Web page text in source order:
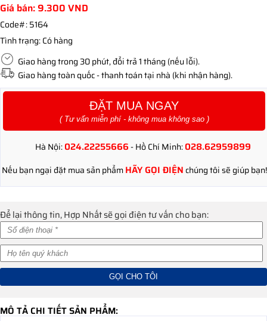
Giá bán: 9.300 VND
Code#:5164
Tình trạng:Có hàng
Giao hàng trong 30 phút, đổi trả 1 tháng (nếu lỗi).
Giao hàng toàn quốc - thanh toán tại nhà (khi nhận hàng).
ĐẶT MUA NGAY
( Tư vấn miễn phí - không mua không sao )
Hà Nội:024.22255666 - Hồ Chí Minh:028.62959899
Nếu bạn ngại đặt mua sản phẩmHÃY GỌI ĐIỆN chúng tôi sẽ giúp bạn!
Để lại thông tin, Hợp Nhất sẽ gọi điện tư vấn cho bạn:
MÔ TẢ CHI TIẾT SẢN PHẨM: